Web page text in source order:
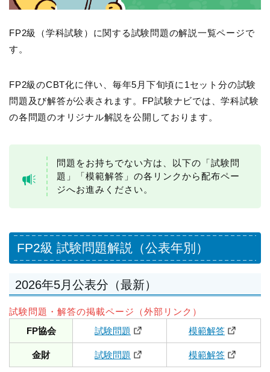
FP2級（学科試験）に関する試験問題の解説一覧ページで
す。
FP2級のCBT化に伴い、毎年5月下旬頃に1セット分の試験
問題及び解答が公表されます。FP試験ナビでは、学科試験
の各問題のオリジナル解説を公開しております。
問題をお持ちでない方は、以下の「試験問
題」「模範解答」の各リンクから配布ペー
ジへお進みください。
FP2級 試験問題解説（公表年別）
2026年5月公表分（最新）
試験問題・解答の掲載ページ（外部リンク）
FP協会
試験問題 模範解答
金財 試験問題 模範解答